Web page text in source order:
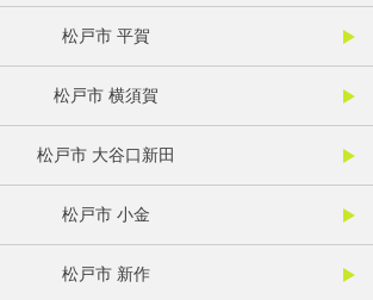
松戸市 平賀
松戸市 横須賀
松戸市 大谷口新田
松戸市 小金
松戸市 新作